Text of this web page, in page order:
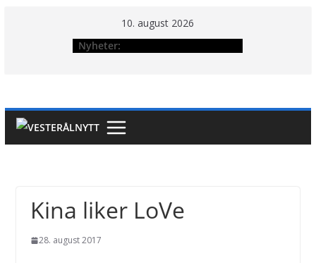
10. august 2026
Nyheter:
Kina liker LoVe
28. august 2017